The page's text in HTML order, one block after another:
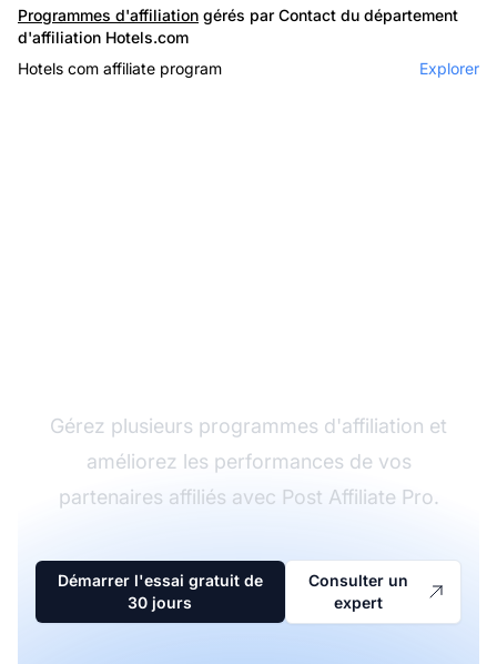
Programmes d'affiliation gérés par Contact du département
d'affiliation Hotels.com
Hotels com affiliate program
Explorer
Gérez plusieurs programmes d'affiliation et
améliorez les performances de vos
partenaires affiliés avec Post Affiliate Pro.
Démarrer l'essai gratuit de
30 jours
Consulter un
expert